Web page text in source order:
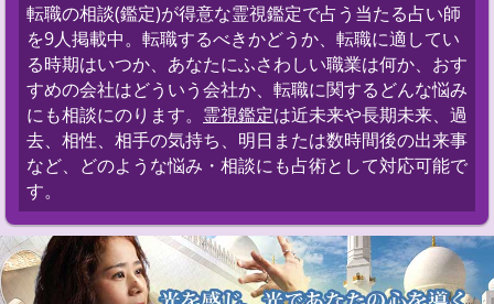
転職の相談(鑑定)が得意な霊視鑑定で占う当たる占い師
を9人掲載中。転職するべきかどうか、転職に適してい
る時期はいつか、あなたにふさわしい職業は何か、おす
すめの会社はどういう会社か、転職に関するどんな悩み
にも相談にのります。 霊視鑑定は近未来や長期未来、過
去、相性、相手の気持ち、明日または数時間後の出来事
など、どのような悩み・相談にも占術として対応可能で
す。